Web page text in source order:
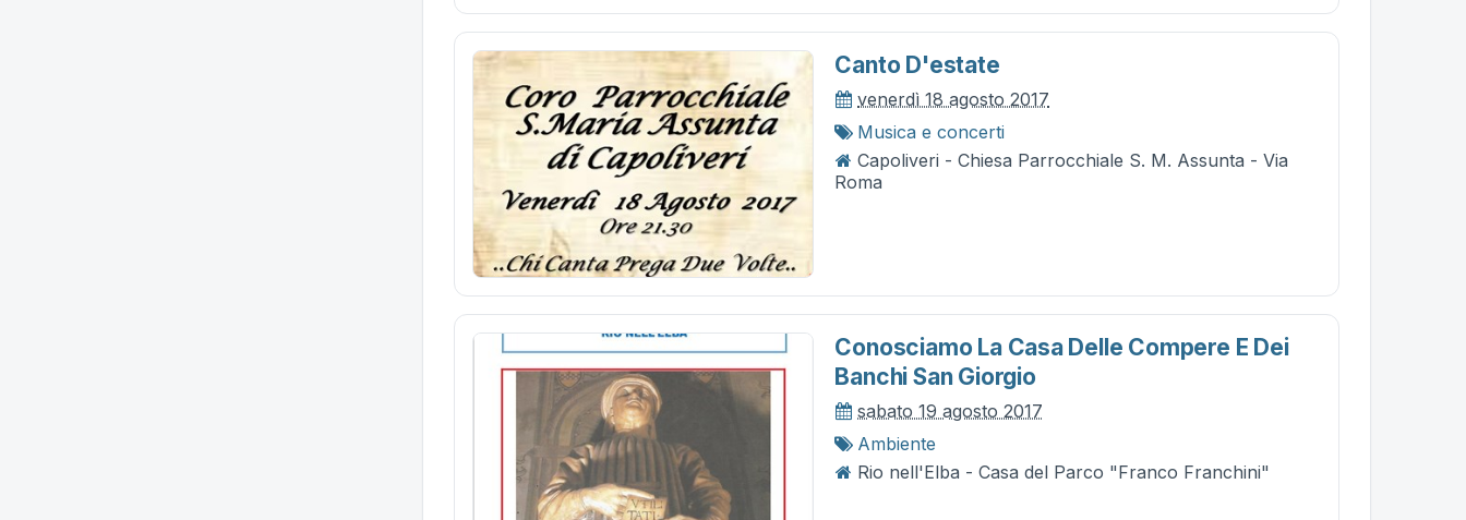
Canto D'estate
venerdì 18 agosto 2017
Musica e concerti
Capoliveri - Chiesa Parrocchiale S. M. Assunta - Via
Roma
Conosciamo La Casa Delle Compere E Dei
Banchi San Giorgio
sabato 19 agosto 2017
Ambiente
Rio nell'Elba - Casa del Parco "Franco Franchini"